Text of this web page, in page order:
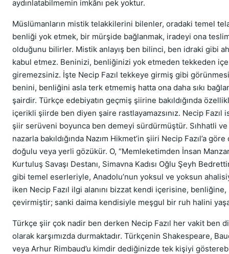
aydınlatabilmemin imkânı pek yoktur.
Müslümanların mistik telakkilerini bilenler, oradaki temel
benliği yok etmek, bir mürşide bağlanmak, iradeyi ona
olduğunu bilirler. Mistik anlayış ben bilinci, ben idraki gibi
kabul etmez. Beninizi, benliğinizi yok etmeden tekkeden
giremezsiniz. İşte Necip Fazıl tekkeye girmiş gibi
benini, benliğini asla terk etmemiş hatta ona daha sıkı
şairdir. Türkçe edebiyatın geçmiş şiirine bakıldığında
içerikli şiirde ben diyen şaire rastlayamazsınız. Necip Fazıl
şiir serüveni boyunca ben demeyi sürdürmüştür. Sıhhatli
nazarla bakıldığında Nazım Hikmet’in şiiri Necip Fazıl’a göre
doğulu veya yerli gözükür. O, “Memleketimden İnsan
Kurtuluş Savaşı Destanı, Simavna Kadısı Oğlu Şeyh
gibi temel eserleriyle, Anadolu’nun yoksul ve yoksun
iken Necip Fazıl ilgi alanını bizzat kendi içerisine,
çevirmiştir; sanki daima kendisiyle meşgul bir ruh halini
Türkçe şiir çok nadir ben derken Necip Fazıl her vakit ben
olarak karşımızda durmaktadır. Türkçenin Shakespeare,
veya Arhur Rimbaud’u kimdir dediğinizde tek kişiyi